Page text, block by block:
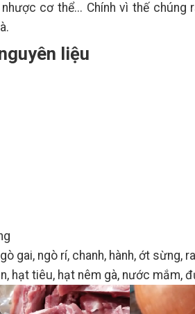
cơ thể... Chính vì thế
liệu
gai, ngò rí, chanh, hành, ớt sừng,
hạt tiêu, hạt nêm gà, nước mắm,